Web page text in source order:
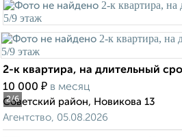
2/6
2-к квартира, на длительный
10 000 ₽ в месяц
Советский район, Новикова 13
Агентство, 05.08.2026